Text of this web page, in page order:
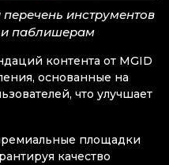
инструментов
паблишерам
контента от MGID
основанные на
что улучшает
площадки
качество